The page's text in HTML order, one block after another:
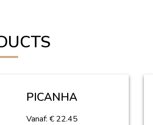
PICANHA
Vanaf: € 22.45